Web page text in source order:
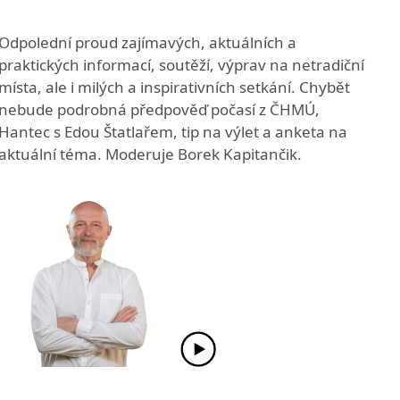
Odpolední proud zajímavých, aktuálních a
praktických informací, soutěží, výprav na netradiční
místa, ale i milých a inspirativních setkání. Chybět
nebude podrobná předpověď počasí z ČHMÚ,
Hantec s Edou Štatlařem, tip na výlet a anketa na
téma. Moderuje Borek Kapitančik.